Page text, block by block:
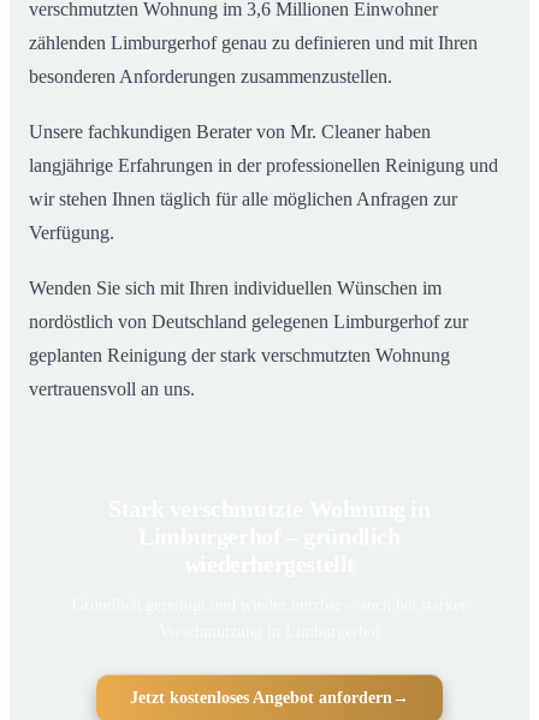
verschmutzten Wohnung im 3,6 Millionen Einwohner
zählenden Limburgerhof genau zu definieren und mit Ihren
besonderen Anforderungen zusammenzustellen.
Unsere fachkundigen Berater von Mr. Cleaner haben
langjährige Erfahrungen in der professionellen Reinigung und
wir stehen Ihnen täglich für alle möglichen Anfragen zur
Verfügung.
Wenden Sie sich mit Ihren individuellen Wünschen im
nordöstlich von Deutschland gelegenen Limburgerhof zur
geplanten Reinigung der stark verschmutzten Wohnung
vertrauensvoll an uns.
Jetzt kostenloses Angebot anfordern→